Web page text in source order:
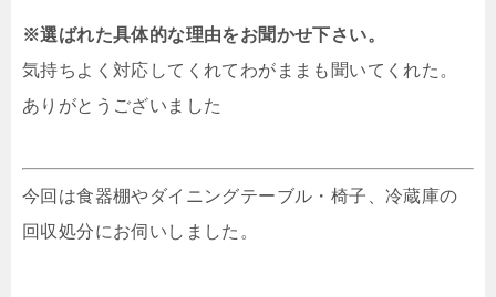
※選ばれた具体的な理由をお聞かせ下さい。
気持ちよく対応してくれてわがままも聞いてくれた。
ありがとうございました
今回は食器棚やダイニングテーブル・椅子、冷蔵庫の
回収処分にお伺いしました。